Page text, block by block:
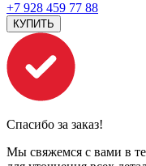
+7 928 459 77 88
КУПИТЬ
Спасибо за заказ!
Мы свяжемся с вами в